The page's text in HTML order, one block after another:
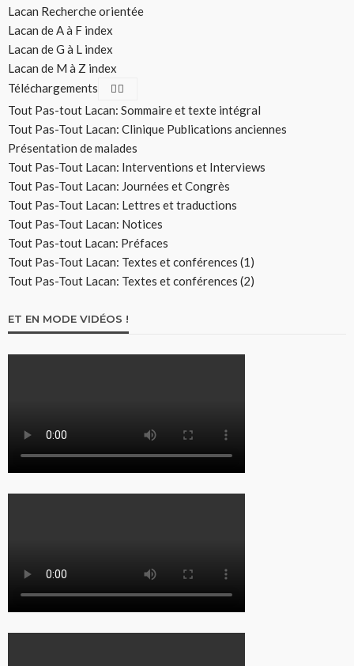
Lacan Recherche orientée
Lacan de A à F index
Lacan de G à L index
Lacan de M à Z index
Téléchargements
Tout Pas-tout Lacan: Sommaire et texte intégral
Tout Pas-Tout Lacan: Clinique Publications anciennes
Présentation de malades
Tout Pas-Tout Lacan: Interventions et Interviews
Tout Pas-Tout Lacan: Journées et Congrès
Tout Pas-Tout Lacan: Lettres et traductions
Tout Pas-Tout Lacan: Notices
Tout Pas-tout Lacan: Préfaces
Tout Pas-Tout Lacan: Textes et conférences (1)
Tout Pas-Tout Lacan: Textes et conférences (2)
ET EN MODE VIDÉOS !